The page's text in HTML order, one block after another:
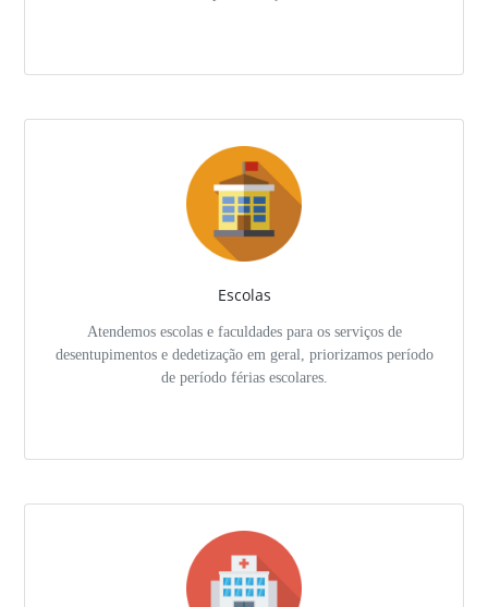
Escolas
Atendemos escolas e faculdades para os serviços de
desentupimentos e dedetização em geral, priorizamos período
de período férias escolares.